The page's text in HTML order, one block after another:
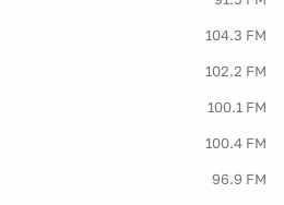
104.3 FM
102.2 FM
100.1 FM
100.4 FM
96.9 FM